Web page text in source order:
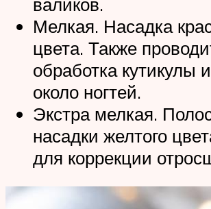
Мелкая. Насадка
цвета. Также
обработка кутикулы
около ногтей.
Экстра мелкая.
насадки желтого
для коррекции